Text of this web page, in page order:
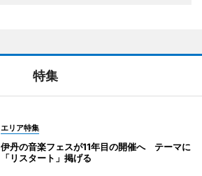
特集
エリア特集
伊丹の音楽フェスが11年目の開催へ テーマに
「リスタート」掲げる